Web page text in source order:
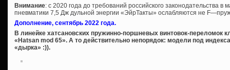
Внимание: с 2020 года до требований российского законодательства
пневматики 7,5 Дж дульной энергии «ЭйрТакты» ослабляются не
Дополнение, сентябрь 2022 года.
В линейке хатсановских пружинно-поршневых винтовок-переломок
«Hatsan mod 65». А то действительно непорядок: модели под
«дырка» :)).